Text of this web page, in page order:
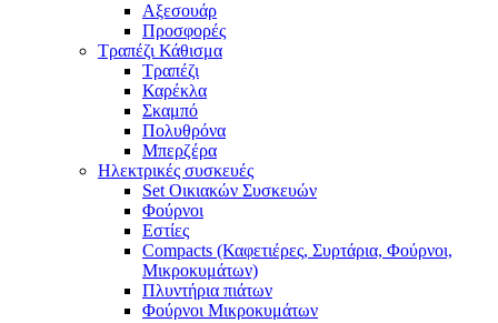
Αξεσουάρ
Προσφορές
Τραπέζι Κάθισμα
Τραπέζι
Καρέκλα
Σκαμπό
Πολυθρόνα
Μπερζέρα
Ηλεκτρικές συσκευές
Set Οικιακών Συσκευών
Φούρνοι
Εστίες
Compacts (Καφετιέρες, Συρτάρια, Φούρνοι,
Μικροκυμάτων)
Πλυντήρια πιάτων
Φούρνοι Μικροκυμάτων